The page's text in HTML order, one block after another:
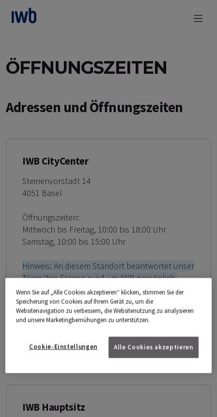
zum Main Content
ÖFFNUNGSZEITEN
Adressen und Öffnungszeiten
IWB CityCenter
Steinenvorstadt 14
4051 Basel
Öffnungszeiten:
Mittwoch bis Freitag, 10:00 bis 18:00 Uhr
Samstag, 10:00 bis 15:00 Uhr
Hinweis: An diesem Standort beantwortet unser
Team Ihre Fragen rund um IWB persönlich.
Sonderöffnungszeiten:
22.07. - 01.08.2026 ganztags geschlossen
23.12.2026 - 02.01.2027 ganztags
IWB Hauptsitz
Wenn Sie auf „Alle Cookies akzeptieren“ klicken, stimmen Sie der
Speicherung von Cookies auf Ihrem Gerät zu, um die
Websitenavigation zu verbessern, die Websitenutzung zu analysieren
und unsere Marketingbemühungen zu unterstützen.
Alle Cookies akzeptieren
Cookie-Einstellungen